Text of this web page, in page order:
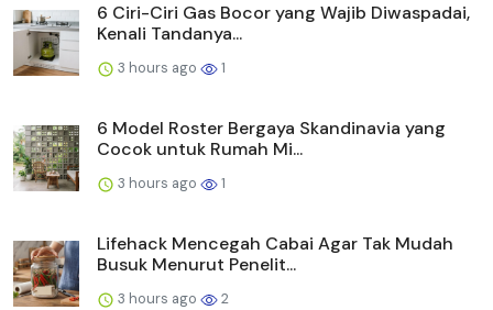
6 Ciri-Ciri Gas Bocor yang Wajib Diwaspadai,
Kenali Tandanya...
3 hours ago 1
6 Model Roster Bergaya Skandinavia yang
Cocok untuk Rumah Mi...
3 hours ago 1
Lifehack Mencegah Cabai Agar Tak Mudah
Busuk Menurut Penelit...
3 hours ago 2